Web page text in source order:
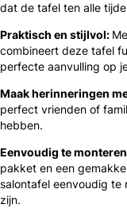
dat de tafel ten alle
Praktisch en stijlvol:
combineert deze tafel
perfecte aanvulling op
Maak herinneringen
perfect vrienden of
hebben.
Eenvoudig te
pakket en een
salontafel eenvoudig te
zijn.